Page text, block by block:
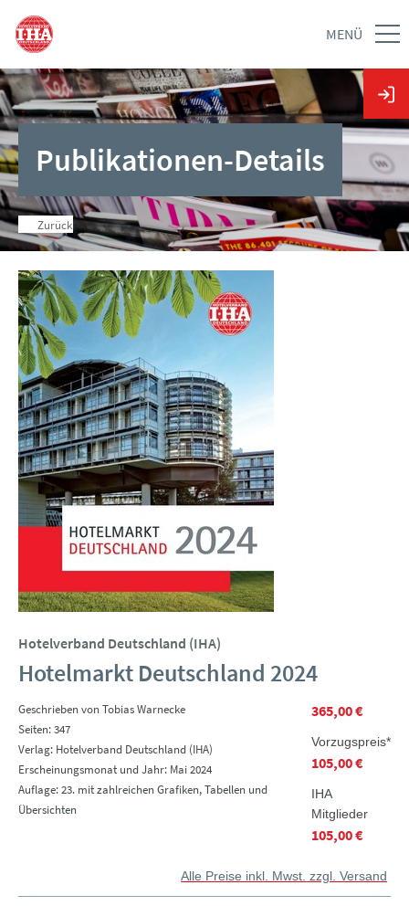
MENÜ
Publikationen-Details
Zurück
Hotelverband Deutschland (IHA)
Hotelmarkt Deutschland 2024
Geschrieben von Tobias Warnecke
Seiten: 347
Verlag: Hotelverband Deutschland (IHA)
Erscheinungsmonat und Jahr: Mai 2024
Auflage: 23. mit zahlreichen Grafiken, Tabellen und
Übersichten
365,00 €
Vorzugspreis*
105,00 €
IHA
Mitglieder
105,00 €
Alle Preise inkl. Mwst. zzgl. Versand